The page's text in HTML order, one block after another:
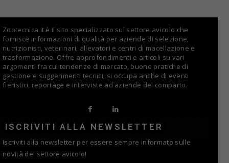
Zootecnica.it è il sito specializzato sul settore avicolo che
fornisce informazioni di qualità per aziende di selezione,
nutrizionisti, veterinari, allevatori e centri di macellazione e
trasformazione. Offre approfondimenti e articoli su vari
argomenti fra cui tendenze di mercato, buone pratiche di
gestione e suggerimenti tecnici; si occupa anche di eventi
fieristici, reportage e interviste ad aziende del comparto.
ISCRIVITI ALLA NEWSLETTER
Iscriviti alla newsletter per essere sempre informato sulle
novità del settore avicolo!